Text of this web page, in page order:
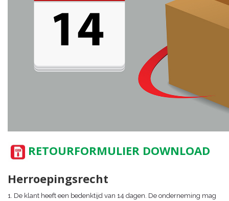
RETOURFORMULIER DOWNLOAD
Herroepingsrecht
1. De klant heeft een bedenktijd van 14 dagen. De onderneming mag